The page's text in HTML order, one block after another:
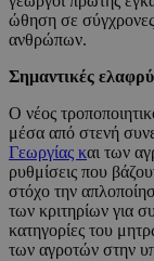
ώθηση σε σύγχρονες,
ανθρώπων.
Σημαντικές
Ο νέος
μέσα από στενή
Γεωργίας και των
ρυθμίσεις που
στόχο την
των κριτηρίων για
κατηγορίες του
των αγροτών στην